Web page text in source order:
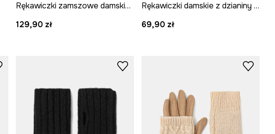
Rękawiczki zamszowe damskie z fakturą
129,90 zł
Rękawiczki damskie z dzianiny kolor beżowy
69,90 zł